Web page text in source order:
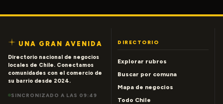
UNA GRAN AVENIDA
Directorio nacional de negocios
locales de Chile. Conectamos
comunidades con el comercio de
su barrio desde 2024.
SINCRONIZADO A LAS 09:49
DIRECTORIO
Explorar rubros
Buscar por comuna
Mapa de negocios
Todo Chile